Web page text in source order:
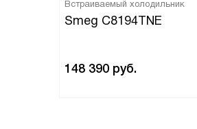
Встраиваемый холодильник
Smeg C8194TNE
148 390 руб.